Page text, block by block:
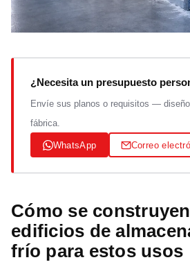
¿Necesita un presupuesto
Envíe sus planos o requisitos —
fábrica.
WhatsApp Correo
Cómo se
edificios de
frío para estos usos